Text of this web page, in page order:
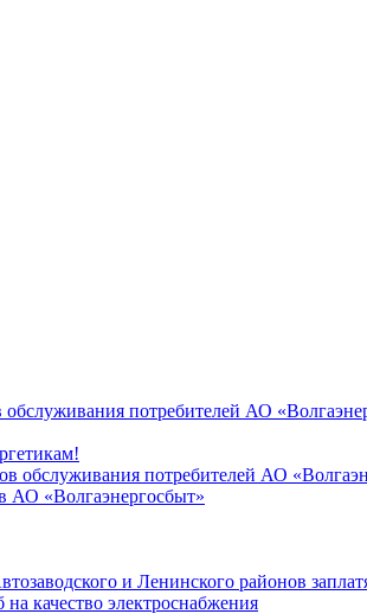
потребителей АО
обслуживания потребителей АО
АО «Волгаэнергосбыт»
и Ленинского районов
качество электроснабжения